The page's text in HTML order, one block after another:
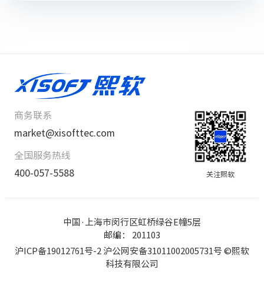
商务联系
market@xisofttec.com
全国服务热线
400-057-5588
关注熙软
中国·上海市闵行区虹桥绿谷E幢5层
邮编： 201103
沪ICP备19012761号-2 沪公网安备31011002005731号 ©熙软
科技有限公司